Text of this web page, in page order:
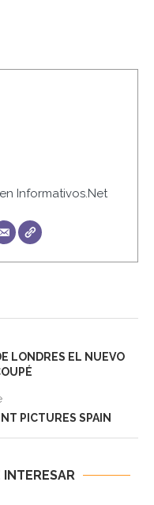
Informativos.Net
LONDRES EL NUEVO
PICTURES SPAIN
INTERESAR